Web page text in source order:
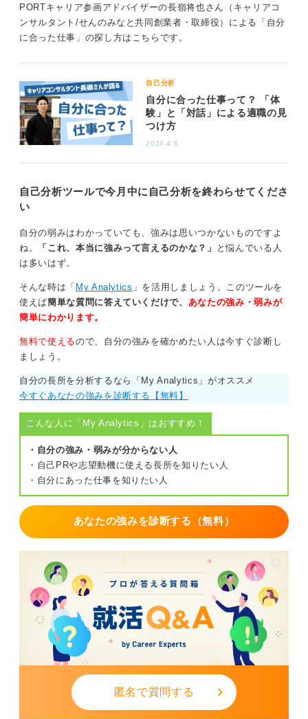
0
いる人は、ぜひ参考にしてくださ
PORTキャリア参画アドバイザーの長嶺将也さん（キャリアコ
ンサルタント/せんのみなと共同創業者・取締役）による「自分
に合った仕事」の探し方はこちらです。
自己分析
自分に合った仕事って？ 「体
験」と「対話」による適職の見
つけ方
2026.4.8
自己分析ツールで今月中に自己分析を終わらせてくださ
い
自分の弱みはわかっていても、強みは思いつかないものですよ
ね。
「これ、本当に強みって言えるのかな？」
と悩んでいる人
は多いはず。
そんな時は「 My Analytics 」を活用しましょう。このツールを
使えば簡単な質問に答えていくだけで、 あなたの強み・弱みが
簡単にわかります。
無料で使えるので、自分の強みを確かめたい人は今すぐ診断し
ましょう。
自分の長所を分析するなら「My Analytics」がオススメ
今すぐあなたの強みを診断する【無料】
こんな人に「My Analytics」はおすすめ！
・自分の強み・弱みが分からない人
・自己PRや志望動機に使える長所を知りたい人
・自分にあった仕事を知りたい人
あなたの強みを診断する（無料）
匿名で質問する